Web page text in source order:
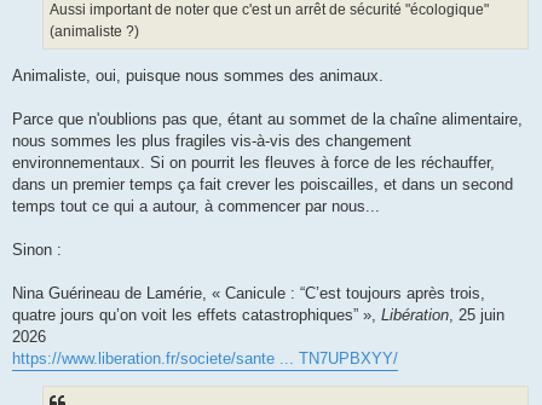
Aussi important de noter que c'est un arrêt de sécurité "écologique"
(animaliste ?)
Animaliste, oui, puisque nous sommes des animaux.
Parce que n'oublions pas que, étant au sommet de la chaîne alimentaire,
nous sommes les plus fragiles vis-à-vis des changement
environnementaux. Si on pourrit les fleuves à force de les réchauffer,
dans un premier temps ça fait crever les poiscailles, et dans un second
temps tout ce qui a autour, à commencer par nous...
Sinon :
Nina Guérineau de Lamérie, « Canicule : “C’est toujours après trois,
quatre jours qu’on voit les effets catastrophiques” », Libération , 25 juin
2026
https://www.liberation.fr/societe/sante ... TN7UPBXYY/